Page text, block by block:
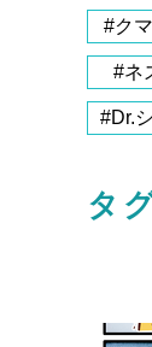
#ク
#ネ
#Dr.
タ